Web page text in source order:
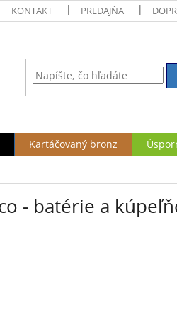
KONTAKT PREDAJŇA
Kartáčovaný bronz
- batérie a